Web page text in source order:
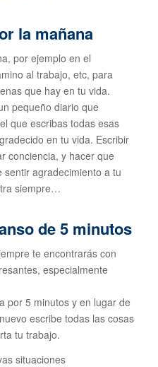
la mañana
por ejemplo en el
al trabajo, etc, para
que hay en tu vida.
pequeño diario que
que escribas todas esas
en tu vida. Escribir
conciencia, y hacer que
sentir agradecimiento a tu
siempre…
de 5 minutos
te encontrarás con
especialmente
por 5 minutos y en lugar de
escribe todas las cosas
tu trabajo.
situaciones